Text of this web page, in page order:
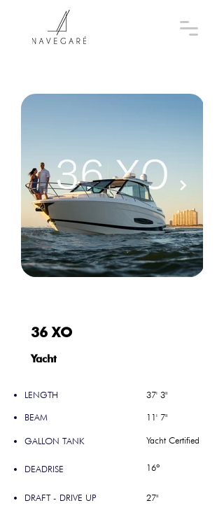
36 XO
Yacht
LENGTH
BEAM
GALLON TANK
DEADRISE
DRAFT - DRIVE UP
37' 3"
11' 7"
Yacht Certified
16º
27"